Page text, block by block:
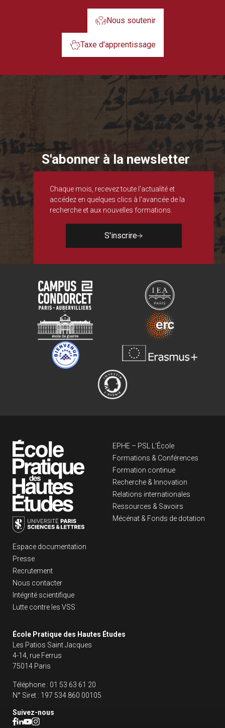
Nous soutenir
Taxe d'apprentissage
S'abonner à la newsletter
Chaque mois, recevez toute l'actualité et
accédez en quelques clics à l'avancée de la
recherche et aux nouvelles formations.
S'inscrire
Navigation
EPHE – PSL L’École
Formations & Conférences
Formation continue
Recherche & Innovation
Relations internationales
Ressources & Savoirs
Mécénat & Fonds de dotation
Liens footer
Espace documentation
Presse
Recrutement
Nous contacter
Intégrité scientifique
Lutte contre les VSS
École Pratique des Hautes Études
Les Patios Saint Jacques
4-14, rue Ferrus
75014 Paris
Téléphone : 01 53 63 61 20
N° Siret : 197 534 860 00105
Suivez-nous